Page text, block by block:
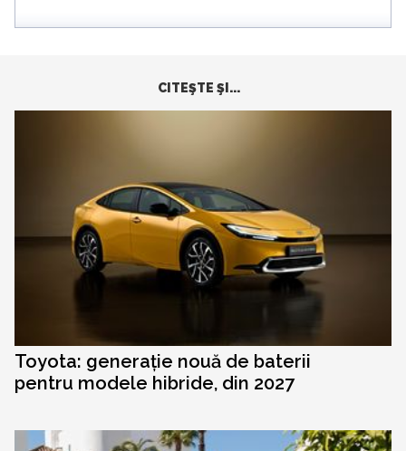
CITEŞTE ŞI...
Toyota: generație nouă de baterii
pentru modele hibride, din 2027